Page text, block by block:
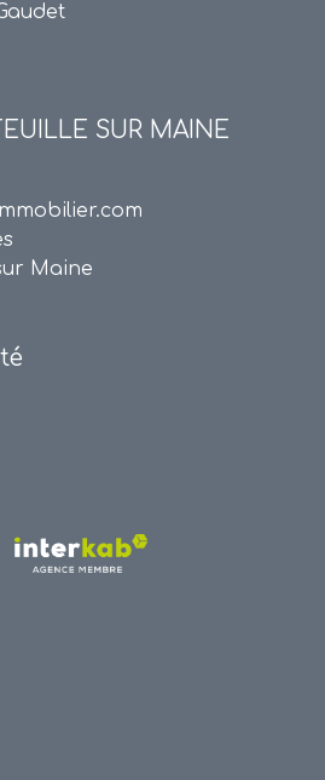
SUR MAINE
Maine